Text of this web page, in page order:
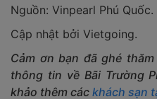
Nguồn: Vinpearl Phú Quốc.
Cập nhật bởi Vietgoing.
Cảm ơn bạn đã ghé
thông tin về Bãi Trường
khảo thêm cáckhách sạn